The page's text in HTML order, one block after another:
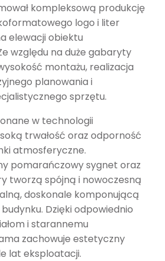
kompleksową produkcję
logo i liter
elewacji obiektu
względu na duże gabaryty
montażu, realizacja
planowania i
sprzętu.
w technologii
trwałość oraz odporność
atmosferyczne.
pomarańczowy sygnet oraz
tworzą spójną i nowoczesną
doskonale komponującą
Dzięki odpowiednio
i starannemu
zachowuje estetyczny
lat eksploatacji.